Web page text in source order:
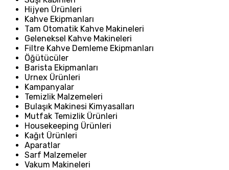
Hijyen Ürünleri
Kahve Ekipmanları
Tam Otomatik Kahve Makineleri
Geleneksel Kahve Makineleri
Filtre Kahve Demleme Ekipmanları
Öğütücüler
Barista Ekipmanları
Urnex Ürünleri
Kampanyalar
Temizlik Malzemeleri
Bulaşık Makinesi Kimyasalları
Mutfak Temizlik Ürünleri
Housekeeping Ürünleri
Kağıt Ürünleri
Aparatlar
Sarf Malzemeler
Vakum Makineleri